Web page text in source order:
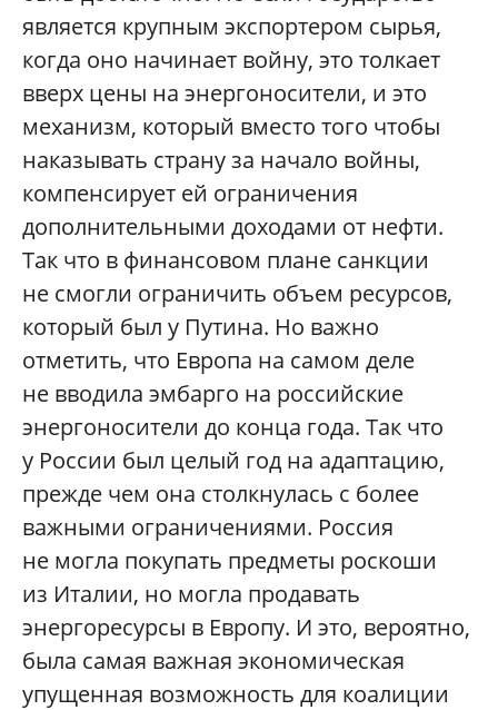
является крупным экспортером сырья,
когда оно начинает войну, это толкает
вверх цены на энергоносители, и это
механизм, который вместо того чтобы
наказывать страну за начало войны,
компенсирует ей ограничения
дополнительными доходами от нефти.
Так что в финансовом плане санкции
не смогли ограничить объем ресурсов,
который был у Путина. Но важно
отметить, что Европа на самом деле
не вводила эмбарго на российские
энергоносители до конца года. Так что
у России был целый год на адаптацию,
прежде чем она столкнулась с более
важными ограничениями. Россия
не могла покупать предметы роскоши
из Италии, но могла продавать
энергоресурсы в Европу. И это, вероятно,
была самая важная экономическая
упущенная возможность для коалиции